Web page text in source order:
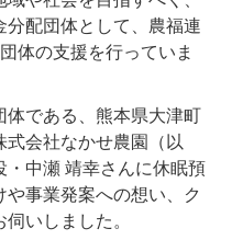
配団体として、農福連
体の支援を行っていま
体である、熊本県大津町
式会社なかせ農園（以
中瀬 靖幸さんに休眠預
事業発案への想い、ク
いしました。